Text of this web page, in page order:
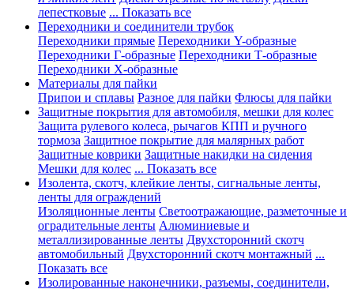
лепестковые ... Показать все
Переходники и соединители трубок
Переходники прямые Переходники Y-образные
Переходники Г-образные Переходники Т-образные
Переходники Х-образные
Материалы для пайки
Припои и сплавы Разное для пайки Флюсы для пайки
Защитные покрытия для автомобиля, мешки для колес
Защита рулевого колеса, рычагов КПП и ручного
тормоза Защитное покрытие для малярных работ
Защитные коврики Защитные накидки на сидения
Мешки для колес ... Показать все
Изолента, скотч, клейкие ленты, сигнальные ленты,
ленты для ограждений
Изоляционные ленты Светоотражающие, разметочные и
оградительные ленты Алюминиевые и
металлизированные ленты Двухсторонний скотч
автомобильный Двухсторонний скотч монтажный ...
Показать все
Изолированные наконечники, разъемы, соединители,